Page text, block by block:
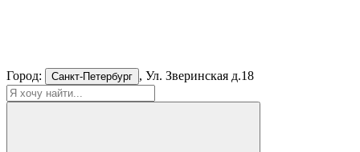
Город: Санкт-Петербург , Ул. Зверинская д.18